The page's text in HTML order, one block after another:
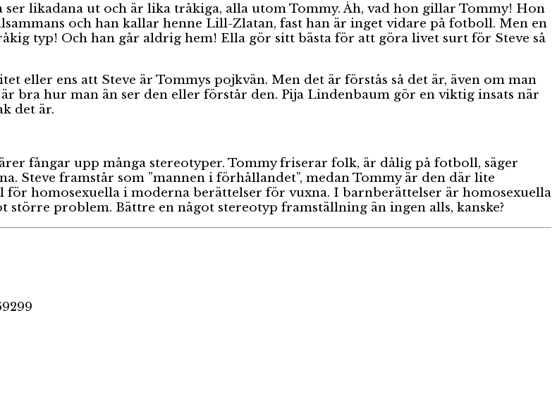
likadana ut och är lika tråkiga, alla utom Tommy. Åh, vad hon gillar Tommy! Hon
och han kallar henne Lill-Zlatan, fast han är inget vidare på fotboll. Men en
typ! Och han går aldrig hem! Ella gör sitt bästa för att göra livet surt för Steve så
eller ens att Steve är Tommys pojkvän. Men det är förstås så det är, även om man
bra hur man än ser den eller förstår den. Pija Lindenbaum gör en viktig insats när
det är.
fångar upp många stereotyper. Tommy friserar folk, är dålig på fotboll, säger
Steve framstår som ”mannen i förhållandet”, medan Tommy är den där lite
homosexuella i moderna berättelser för vuxna. I barnberättelser är homosexuella
problem. Bättre en något stereotyp framställning än ingen alls, kanske?